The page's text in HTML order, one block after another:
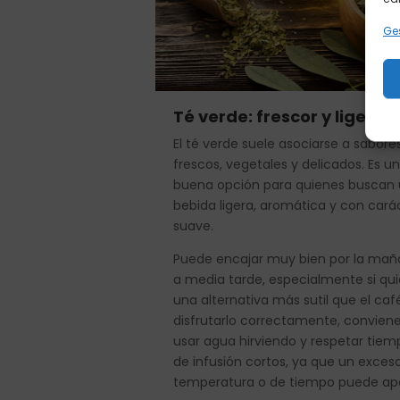
Té verde: frescor y ligereza
El té verde suele asociarse a
frescos, vegetales y delicados. Es
buena opción para quienes buscan
bebida ligera, aromática y con
suave.
Puede encajar muy bien por la
a media tarde, especialmente si
una alternativa más sutil que el
disfrutarlo correctamente,
usar agua hirviendo y respetar
de infusión cortos, ya que un
temperatura o de tiempo puede